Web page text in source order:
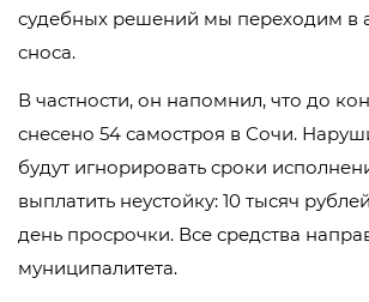
судебных решений мы переходим в
сноса.
В частности, он напомнил, что до
снесено 54 самостроя в Сочи.
будут игнорировать сроки
выплатить неустойку: 10 тысяч
день просрочки. Все средства
муниципалитета.